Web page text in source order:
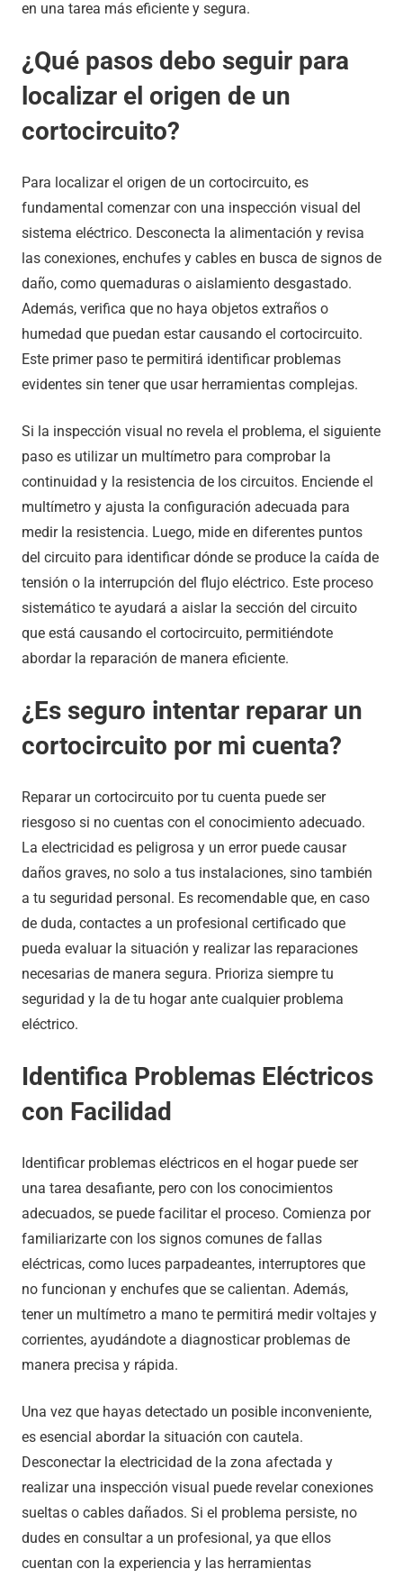
en una tarea más eficiente y segura.
¿Qué pasos debo seguir para
localizar el origen de un
cortocircuito?
Para localizar el origen de un cortocircuito, es
fundamental comenzar con una inspección visual del
sistema eléctrico. Desconecta la alimentación y revisa
las conexiones, enchufes y cables en busca de signos de
daño, como quemaduras o aislamiento desgastado.
Además, verifica que no haya objetos extraños o
humedad que puedan estar causando el cortocircuito.
Este primer paso te permitirá identificar problemas
evidentes sin tener que usar herramientas complejas.
Si la inspección visual no revela el problema, el siguiente
paso es utilizar un multímetro para comprobar la
continuidad y la resistencia de los circuitos. Enciende el
multímetro y ajusta la configuración adecuada para
medir la resistencia. Luego, mide en diferentes puntos
del circuito para identificar dónde se produce la caída de
tensión o la interrupción del flujo eléctrico. Este proceso
sistemático te ayudará a aislar la sección del circuito
que está causando el cortocircuito, permitiéndote
abordar la reparación de manera eficiente.
¿Es seguro intentar reparar un
cortocircuito por mi cuenta?
Reparar un cortocircuito por tu cuenta puede ser
riesgoso si no cuentas con el conocimiento adecuado.
La electricidad es peligrosa y un error puede causar
daños graves, no solo a tus instalaciones, sino también
a tu seguridad personal. Es recomendable que, en caso
de duda, contactes a un profesional certificado que
pueda evaluar la situación y realizar las reparaciones
necesarias de manera segura. Prioriza siempre tu
seguridad y la de tu hogar ante cualquier problema
eléctrico.
Identifica Problemas Eléctricos
con Facilidad
Identificar problemas eléctricos en el hogar puede ser
una tarea desafiante, pero con los conocimientos
adecuados, se puede facilitar el proceso. Comienza por
familiarizarte con los signos comunes de fallas
eléctricas, como luces parpadeantes, interruptores que
no funcionan y enchufes que se calientan. Además,
tener un multímetro a mano te permitirá medir voltajes y
corrientes, ayudándote a diagnosticar problemas de
manera precisa y rápida.
Una vez que hayas detectado un posible inconveniente,
es esencial abordar la situación con cautela.
Desconectar la electricidad de la zona afectada y
realizar una inspección visual puede revelar conexiones
sueltas o cables dañados. Si el problema persiste, no
dudes en consultar a un profesional, ya que ellos
cuentan con la experiencia y las herramientas